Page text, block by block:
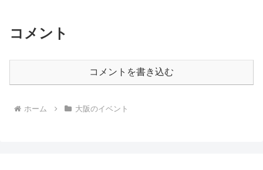
コメント
コメントを書き込む
ホーム 大阪のイベント